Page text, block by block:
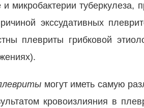
микробактерии
экссудативных
плевриты грибковой
могут иметь самую
кровоизлияния в